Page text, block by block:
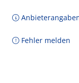
Fehler melden